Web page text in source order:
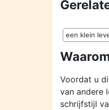
een klein
Voordat u
van andere
schrijfstijl